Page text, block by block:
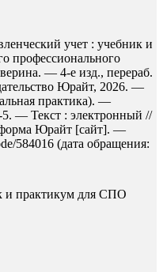
учет : учебник и
профессионального
— 4-е изд., перераб.
Юрайт, 2026. —
практика). —
— Текст : электронный //
Юрайт [сайт]. —
584016 (дата обращения:
и практикум для СПО